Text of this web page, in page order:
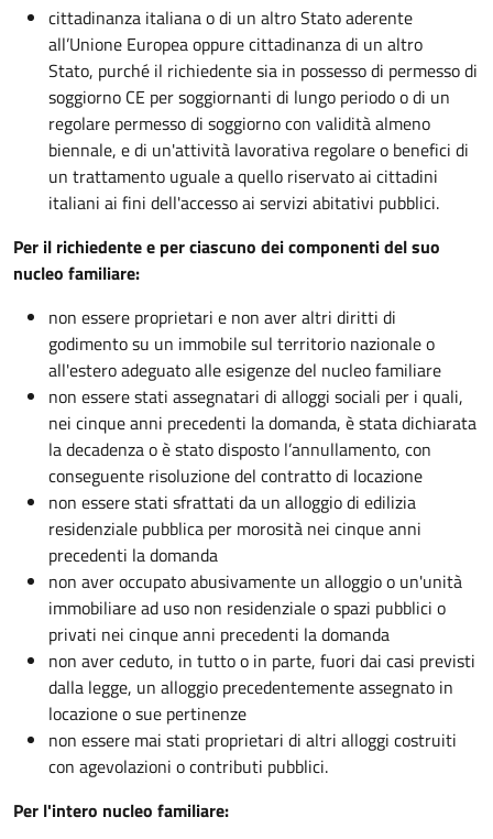
cittadinanza italiana o di un altro Stato aderente
all’Unione Europea oppure cittadinanza di un altro
Stato, purché il richiedente sia in possesso di permesso di
soggiorno CE per soggiornanti di lungo periodo o di un
regolare permesso di soggiorno con validità almeno
biennale, e di un'attività lavorativa regolare o benefici di
un trattamento uguale a quello riservato ai cittadini
italiani ai fini dell'accesso ai servizi abitativi pubblici.
Per il richiedente e per ciascuno dei componenti del suo
nucleo familiare:
non essere proprietari e non aver altri diritti di
godimento su un immobile sul territorio nazionale o
all'estero adeguato alle esigenze del nucleo familiare
non essere stati assegnatari di alloggi sociali per i quali,
nei cinque anni precedenti la domanda, è stata dichiarata
la decadenza o è stato disposto l’annullamento, con
conseguente risoluzione del contratto di locazione
non essere stati sfrattati da un alloggio di edilizia
residenziale pubblica per morosità nei cinque anni
precedenti la domanda
non aver occupato abusivamente un alloggio o un'unità
immobiliare ad uso non residenziale o spazi pubblici o
privati nei cinque anni precedenti la domanda
non aver ceduto, in tutto o in parte, fuori dai casi previsti
dalla legge, un alloggio precedentemente assegnato in
locazione o sue pertinenze
non essere mai stati proprietari di altri alloggi costruiti
con agevolazioni o contributi pubblici.
Per l'intero nucleo familiare: